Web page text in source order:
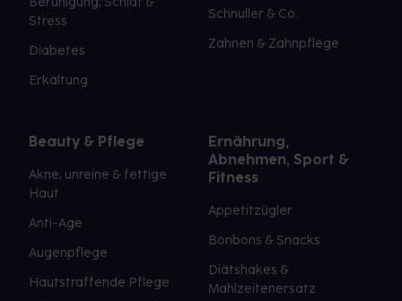
Stress
Diabetes
Erkältung
Schnuller & Co.
Zahnen & Zahnpflege
Beauty & Pflege
Akne, unreine & fettige
Haut
Anti-Age
Augenpflege
Hautstraffende Pflege
Ernährung,
Abnehmen, Sport &
Fitness
Appetitzügler
Bonbons & Snacks
Diätshakes &
Mahlzeitenersatz